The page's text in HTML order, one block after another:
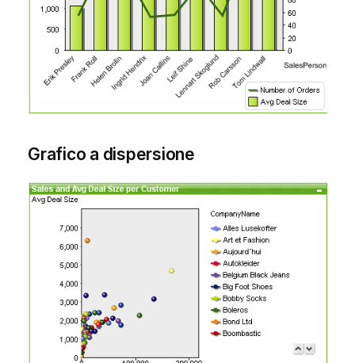
Grafico a dispersione